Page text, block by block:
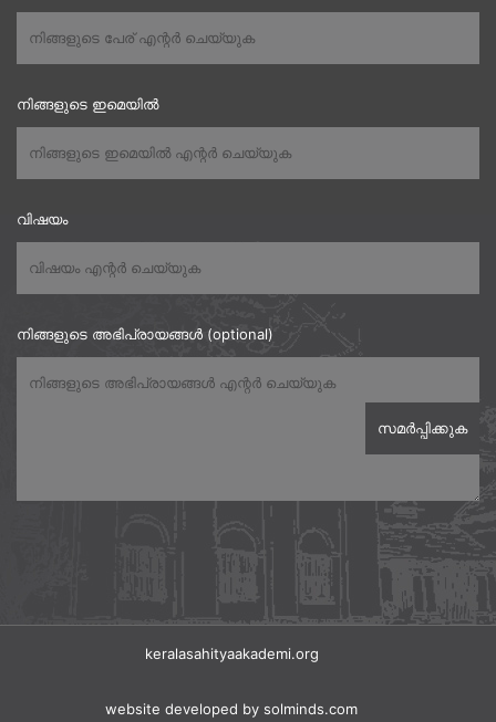
നിങ്ങളുടെ ഇമെയിൽ
വിഷയം
നിങ്ങളുടെ അഭിപ്രായങ്ങൾ (optional)
keralasahityaakademi.org
website developed by solminds.com